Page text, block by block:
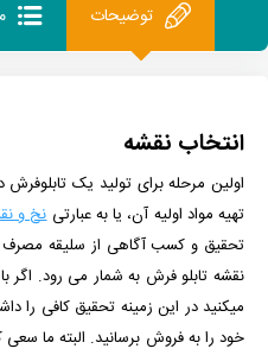
توضیحات
انتخاب نقشه
اولین مرحله برای تولید یک
تهیه مواد اولیه آن، یا به عبارتینخ و
تحقیق و کسب آگاهی از سلیقه مصرف
نقشه تابلو فرش به شمار می رود. اگر
میکنید در این زمینه تحقیق کافی را
خود را به فروش برسانید. البته ما